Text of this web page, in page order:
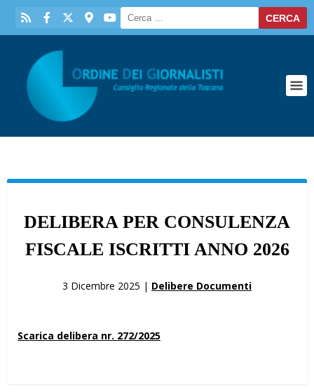
DELIBERA PER CONSULENZA
FISCALE ISCRITTI ANNO 2026
3 Dicembre 2025 | Delibere Documenti
Scarica delibera nr. 272/2025